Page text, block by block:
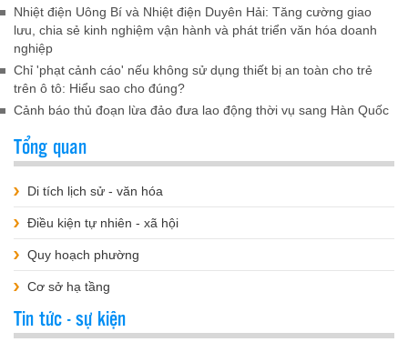
Nhiệt điện Uông Bí và Nhiệt điện Duyên Hải: Tăng cường giao
lưu, chia sẻ kinh nghiệm vận hành và phát triển văn hóa doanh
nghiệp
Chỉ 'phạt cảnh cáo' nếu không sử dụng thiết bị an toàn cho trẻ
trên ô tô: Hiểu sao cho đúng?
Cảnh báo thủ đoạn lừa đảo đưa lao động thời vụ sang Hàn Quốc
Tổng quan
Di tích lịch sử - văn hóa
Điều kiện tự nhiên - xã hội
Quy hoạch phường
Cơ sở hạ tầng
Tin tức - sự kiện